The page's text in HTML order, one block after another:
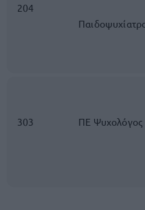
204
303 ΠΕ Ψυχολόγος